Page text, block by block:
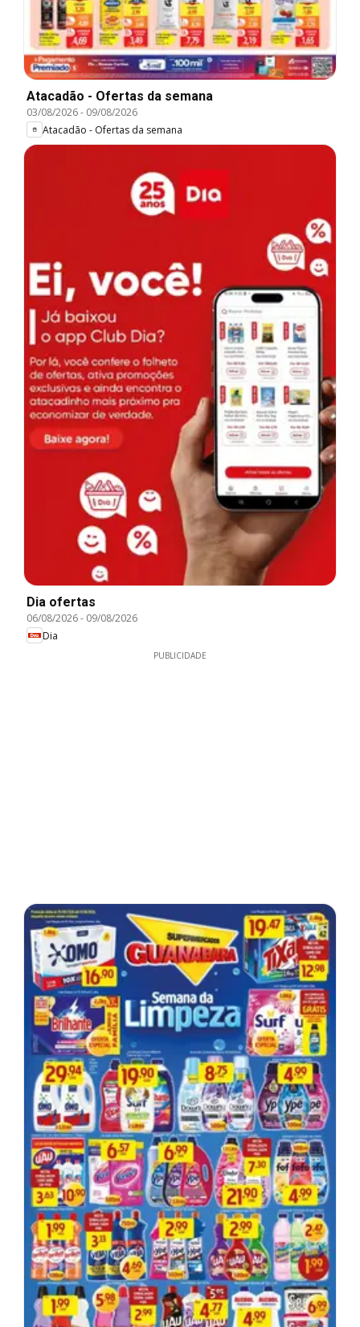
Atacadão - Ofertas da semana
03/08/2026- 09/08/2026
Atacadão - Ofertas da semana
Dia ofertas
06/08/2026- 09/08/2026
Dia
PUBLICIDADE